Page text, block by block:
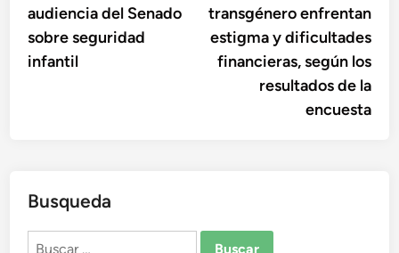
audiencia del Senado
sobre seguridad
infantil
transgénero enfrentan
estigma y dificultades
financieras, según los
resultados de la
encuesta
Busqueda
Buscar: